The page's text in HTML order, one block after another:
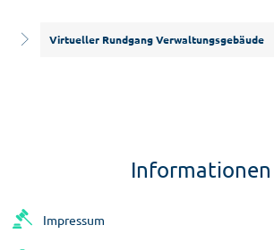
Virtueller Rundgang Verwaltungsgebäude
Informationen
Impressum